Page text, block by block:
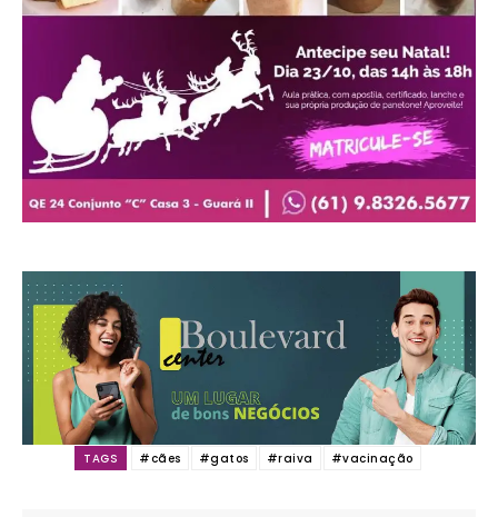
TAGS #cães #gatos #raiva #vacinação